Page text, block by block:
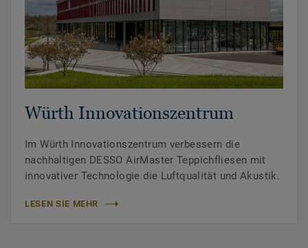
Würth Innovationszentrum
Im Würth Innovationszentrum verbessern die
nachhaltigen DESSO AirMaster Teppichfliesen mit
innovativer Technologie die Luftqualität und Akustik.
LESEN SIE MEHR